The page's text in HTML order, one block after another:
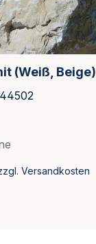
(Weiß, Beige)
Versandkosten